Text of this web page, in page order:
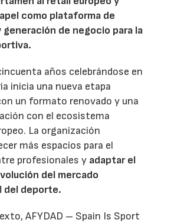
como plataforma de
de negocio para la
años celebrándose en
inicia una nueva etapa
un formato renovado y una
con el ecosistema
La organización
más espacios para el
profesionales y adaptar el
del mercado
del deporte.
AFYDAD – Spain Is Sport